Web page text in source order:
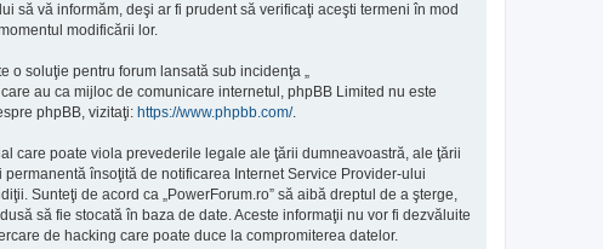
să vă informăm, deşi ar fi prudent să verificaţi aceşti termeni în mod
modificării lor.
o soluţie pentru forum lansată sub incidenţa „
au ca mijloc de comunicare internetul, phpBB Limited nu este
phpBB, vizitaţi: https://www.phpbb.com/.
care poate viola prevederile legale ale ţării dumneavoastră, ale ţării
însoţită de notificarea Internet Service Provider-ului
Sunteţi de acord ca „PowerForum.ro” să aibă dreptul de a şterge,
să fie stocată în baza de date. Aceste informaţii nu vor fi dezvăluite
de hacking care poate duce la compromiterea datelor.